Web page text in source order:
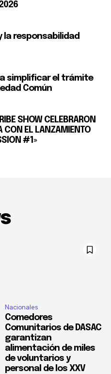
la responsabilidad
simplificar el trámite
Común
SHOW CELEBRARON
CON EL LANZAMIENTO
#1»
Nacionales
Comedores
Comunitarios de DASAC
garantizan
alimentación de miles
de voluntarios y
personal de los XXV